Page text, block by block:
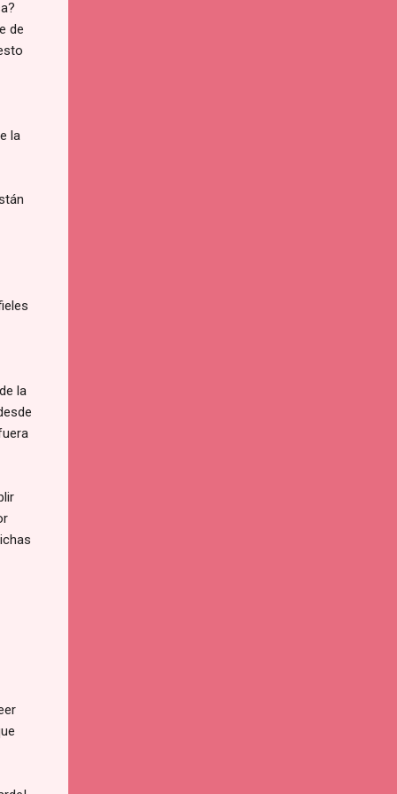
de
la
la